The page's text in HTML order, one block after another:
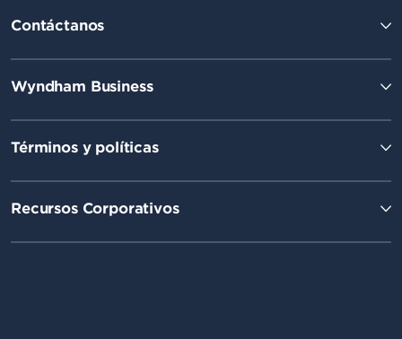
Contáctanos
Wyndham Business
Términos y políticas
Recursos Corporativos